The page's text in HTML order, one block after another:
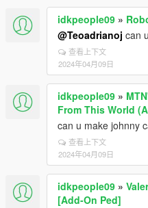
idkpeople09 »
@Teoadrianoj can
查看上下文
2024年04月09日
idkpeople09 »
From This World
can u make johnny
查看上下文
2024年04月09日
idkpeople09 »
[Add-On Ped]